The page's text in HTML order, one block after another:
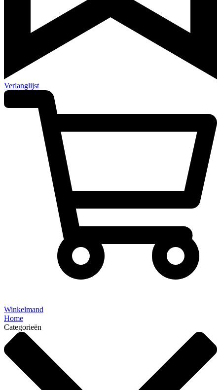
Verlanglijst
Winkelmand
Home
Categorieën